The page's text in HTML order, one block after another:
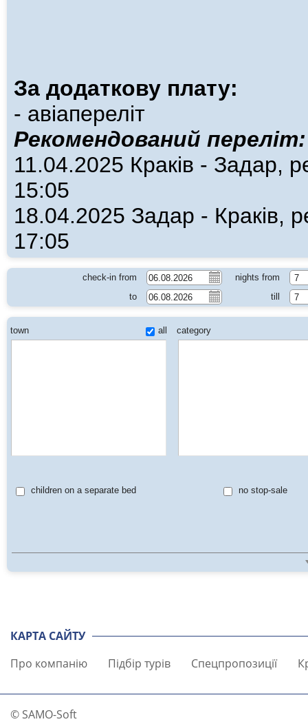
За додаткову плату:
- авіапереліт
Рекомендований переліт:
11.04.2025 Краків - Задар,
15:05
18.04.2025 Задар - Краків,
17:05
check-in from nights from
7
to
till 7
town all category
children on a separate bed no stop-sale
КАРТА САЙТУ
Про компанію
Підбір турів Спецпропозиції
© SAMO-Soft